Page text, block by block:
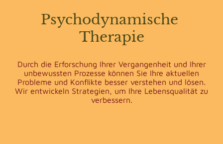
Psychodynamische
Therapie
Durch die Erforschung Ihrer Vergangenheit und Ihrer
unbewussten Prozesse können Sie Ihre aktuellen
Probleme und Konflikte besser verstehen und lösen.
Wir entwickeln Strategien, um Ihre Lebensqualität zu
verbessern.